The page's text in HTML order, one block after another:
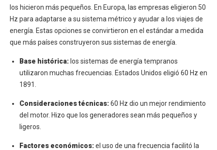
los hicieron más pequeños. En Europa, las empresas eligieron 50
Hz para adaptarse a su sistema métrico y ayudar a los viajes de
energía. Estas opciones se convirtieron en el estándar a medida
que más países construyeron sus sistemas de energía.
Base histórica: los sistemas de energía tempranos
utilizaron muchas frecuencias. Estados Unidos eligió 60 Hz en
1891.
Consideraciones técnicas:60 Hz dio un mejor rendimiento
del motor. Hizo que los generadores sean más pequeños y
ligeros.
Factores económicos:el uso de una frecuencia facilitó la